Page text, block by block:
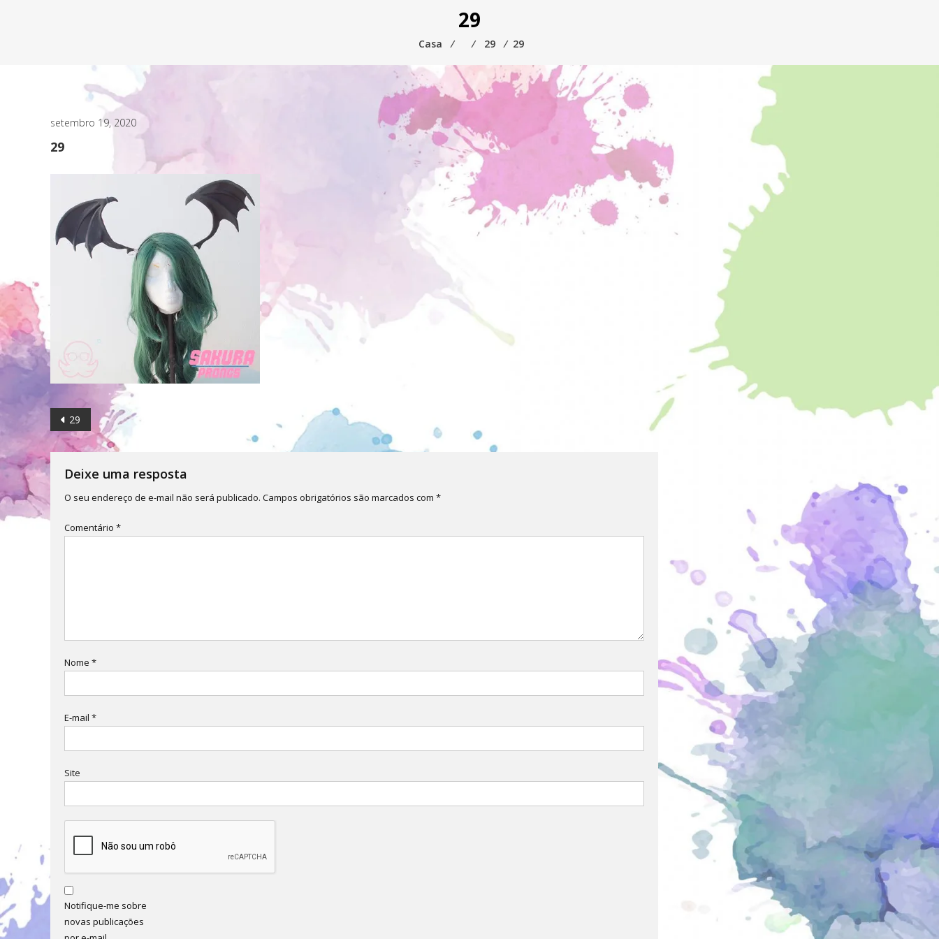
29
Casa ⁄ ⁄ 29 ⁄ 29
setembro 19, 2020
29
Navegação
de
Post
29
Deixe uma resposta
O seu endereço de e-mail não será publicado. Campos obrigatórios são marcados com *
Comentário *
Nome *
E-mail *
Site
Notifique-me sobre
novas publicações